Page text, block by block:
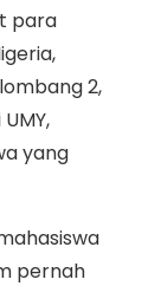
para
2,
yang
pernah